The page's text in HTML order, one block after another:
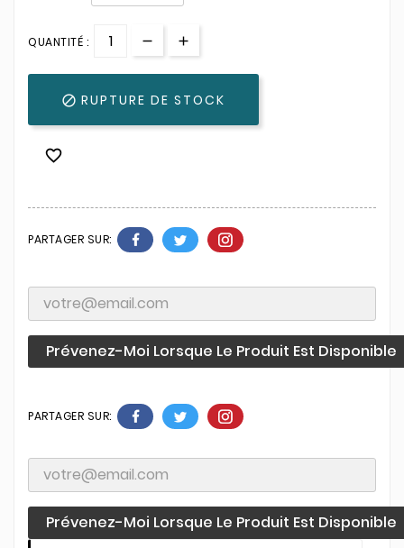
QUANTITÉ :
 RUPTURE DE STOCK

PARTAGER SUR:
Prévenez-Moi Lorsque Le Produit Est Disponible
PARTAGER SUR:
Prévenez-Moi Lorsque Le Produit Est Disponible